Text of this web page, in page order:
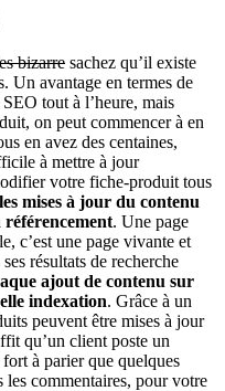
bizarre sachez qu’il existe
Un avantage en termes de
tout à l’heure, mais
on peut commencer à en
en avez des centaines,
à mettre à jour
votre fiche-produit tous
les mises à jour du contenu
référencement. Une page
c’est une page vivante et
résultats de recherche
ajout de contenu sur
indexation. Grâce à un
peuvent être mises à jour
qu’un client poste un
à parier que quelques
les commentaires, pour votre